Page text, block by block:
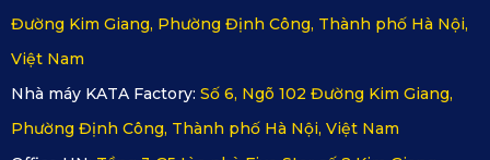
Đường Kim Giang, Phường Định Công, Thành phố Hà Nội,
Việt Nam
Nhà máy KATA Factory: Số 6, Ngõ 102 Đường Kim Giang,
Phường Định Công, Thành phố Hà Nội, Việt Nam